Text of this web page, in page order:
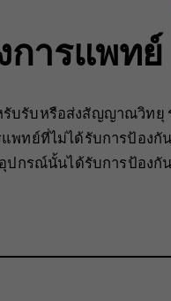
ารแพทย์
บรับหรือส่งสัญญาณวิท
พทย์ที่ไม่ได้รับการป้อง
กรณ์นั้นได้รับการป้องกั